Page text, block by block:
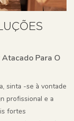
Para O
sinta -se à vontade
profissional e a
fortes